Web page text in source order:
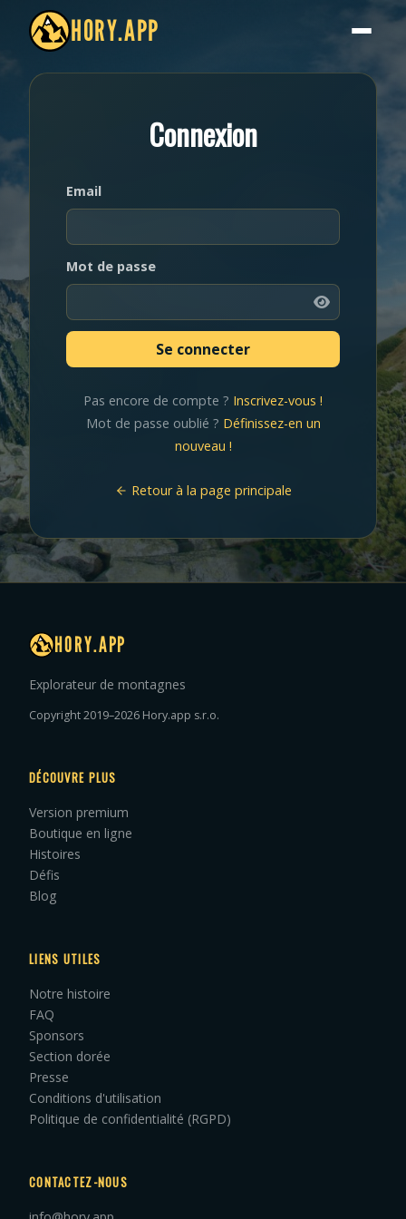
HORY.APP
Connexion
Email
Mot de passe
Pas encore de compte ? Inscrivez-vous !
Mot de passe oublié ? Définissez-en un
nouveau !
Retour à la page principale
HORY.APP
Explorateur de montagnes
Copyright 2019–2026 Hory.app s.r.o.
DÉCOUVRE PLUS
Version premium
Boutique en ligne
Histoires
Défis
Blog
LIENS UTILES
Notre histoire
FAQ
Sponsors
Section dorée
Presse
Conditions d'utilisation
Politique de confidentialité (RGPD)
CONTACTEZ-NOUS